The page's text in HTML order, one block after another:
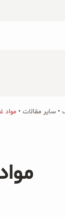
• سایر مقالات • مواد